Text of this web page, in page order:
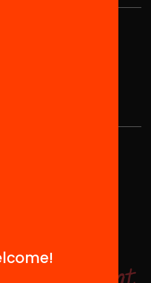
Social HUB
Barcelona